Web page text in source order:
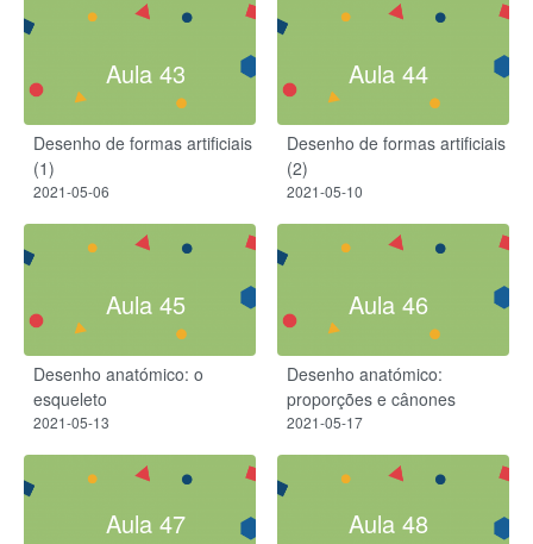
Aula 43
Desenho de formas artificiais
(1)
2021-05-06
Aula 44
Desenho de formas artificiais
(2)
2021-05-10
Aula 45
Desenho anatómico: o
esqueleto
2021-05-13
Aula 46
Desenho anatómico:
proporções e cânones
2021-05-17
Aula 47 Aula 48